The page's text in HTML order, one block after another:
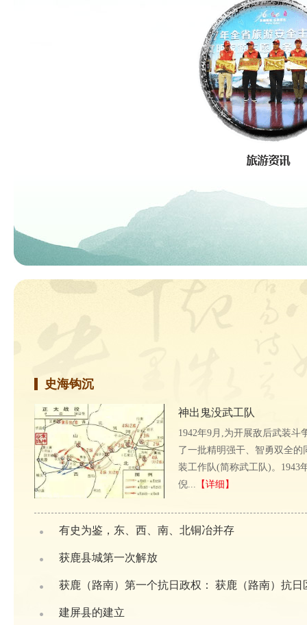
史海钩沉
神出鬼没武工队
1942年9月,为开展敌后武装斗
了一批精明强干、智勇双全的
装工作队(简称武工队)。1943
倪... 【详细】
有史为鉴，东、西、南、北铜冶并存
获鹿县城第一次解放
获鹿（路南）第一个抗日政权： 获鹿（路南）抗日
建屏县的建立